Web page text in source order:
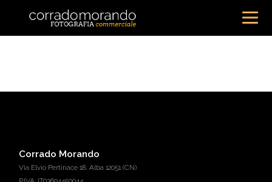
Corrado Morando
Via Elvio Pertinace 18, Alba 12051 (CN)